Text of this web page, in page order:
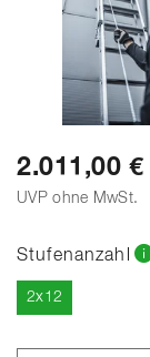
2.011,00 €
UVP ohne MwSt.
Stufenanzahl
2x12